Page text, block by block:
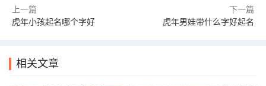
上一篇
虎年小孩起名哪个字好
下一篇
虎年男娃带什么字好起名
相关文章